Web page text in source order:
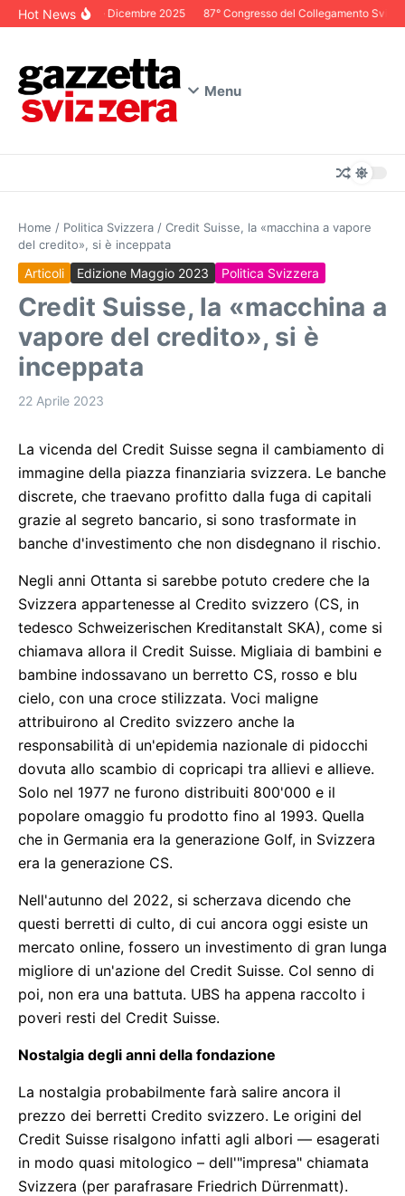
Salta al contenuto
Hot NewsEditoriale Dicembre 2025 87° Congresso del Collegamento
Menu
Home / Politica Svizzera / Credit Suisse, la «macchina a vapore
del credito», si è inceppata
Articoli Edizione Maggio 2023 Politica Svizzera
Credit Suisse, la «macchina a
vapore del credito», si è
inceppata
22 Aprile 2023
La vicenda del Credit Suisse segna il cambiamento di
immagine della piazza finanziaria svizzera. Le banche
discrete, che traevano profitto dalla fuga di capitali
grazie al segreto bancario, si sono trasformate in
banche d'investimento che non disdegnano il rischio.
Negli anni Ottanta si sarebbe potuto credere che la
Svizzera appartenesse al Credito svizzero (CS, in
tedesco Schweizerischen Kreditanstalt SKA), come si
chiamava allora il Credit Suisse. Migliaia di bambini e
bambine indossavano un berretto CS, rosso e blu
cielo, con una croce stilizzata. Voci maligne
attribuirono al Credito svizzero anche la
responsabilità di un'epidemia nazionale di pidocchi
dovuta allo scambio di copricapi tra allievi e allieve.
Solo nel 1977 ne furono distribuiti 800'000 e il
popolare omaggio fu prodotto fino al 1993. Quella
che in Germania era la generazione Golf, in Svizzera
era la generazione CS.
Nell'autunno del 2022, si scherzava dicendo che
questi berretti di culto, di cui ancora oggi esiste un
mercato online, fossero un investimento di gran lunga
migliore di un'azione del Credit Suisse. Col senno di
poi, non era una battuta. UBS ha appena raccolto i
poveri resti del Credit Suisse.
Nostalgia degli anni della fondazione
La nostalgia probabilmente farà salire ancora il
prezzo dei berretti Credito svizzero. Le origini del
Credit Suisse risalgono infatti agli albori –– esagerati
in modo quasi mitologico – dell'"impresa" chiamata
Svizzera (per parafrasare Friedrich Dürrenmatt).